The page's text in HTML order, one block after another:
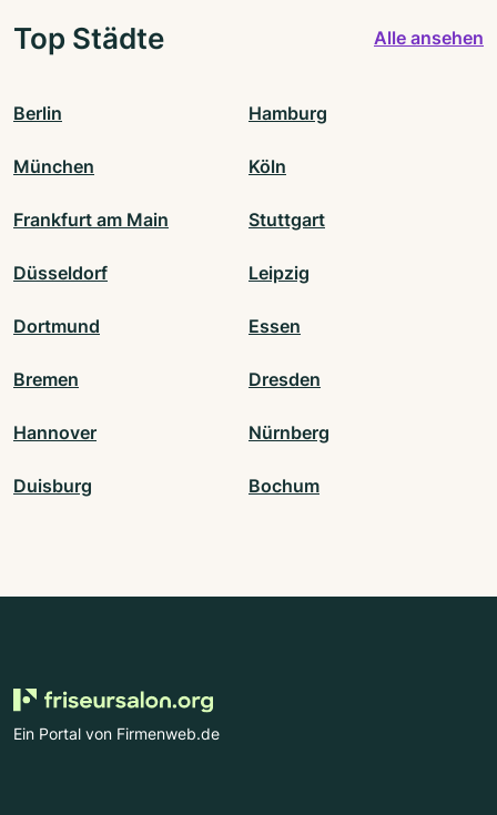
Top Städte Alle ansehen
Berlin Hamburg
München Köln
Frankfurt am Main Stuttgart
Düsseldorf Leipzig
Dortmund Essen
Bremen Dresden
Hannover Nürnberg
Duisburg Bochum
Ein Portal von Firmenweb.de